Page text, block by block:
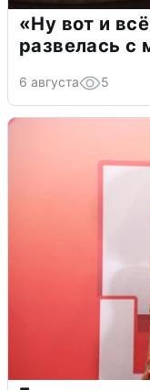
«Ну вот и
развелась
6 августа 5